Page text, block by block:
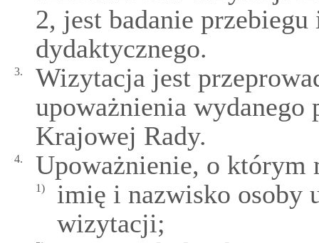
2, jest badanie
dydaktycznego.
3.
Wizytacja jest
upoważnienia wydanego
Krajowej Rady.
4. Upoważnienie, o którym
1)
imię i nazwisko osoby
wizytacji;